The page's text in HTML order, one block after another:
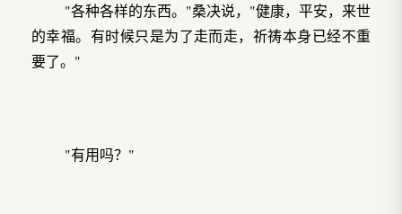
"各种各样的东西。"桑决说，"健康，平安，来世
的幸福。有时候只是为了走而走，祈祷本身已经不重
要了。"
"有用吗？"